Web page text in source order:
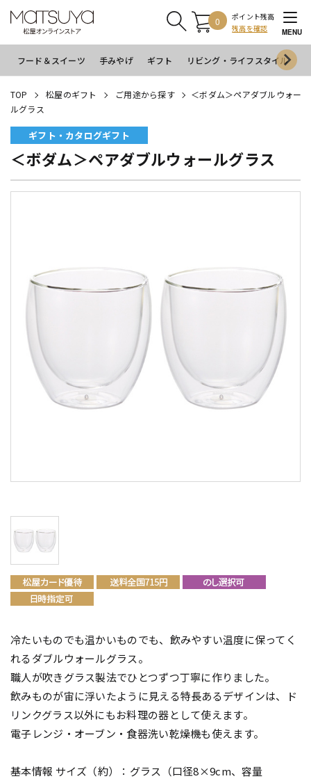
0
ポイント残高
残高を確認
MENU
フード＆スイーツ 手みやげ ギフト リビング・ライフスタイル
TOP 松屋のギフト ご用途から探す
＜ボダム＞ペアダブルウォー
ルグラス
ギフト・カタログギフト
＜ボダム＞ペアダブルウォールグラス
冷たいものでも温かいものでも、飲みやすい温度に保ってく
れるダブルウォールグラス。
職人が吹きグラス製法でひとつずつ丁寧に作りました。
飲みものが宙に浮いたように見える特長あるデザインは、ド
リンクグラス以外にもお料理の器として使えます。
電子レンジ・オーブン・食器洗い乾燥機も使えます。
基本情報 サイズ（約）：グラス（口径8×9cm、容量